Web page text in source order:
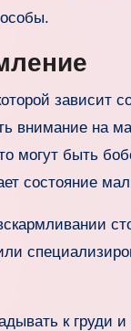
зависит
внимание на
могут быть
состояние
к